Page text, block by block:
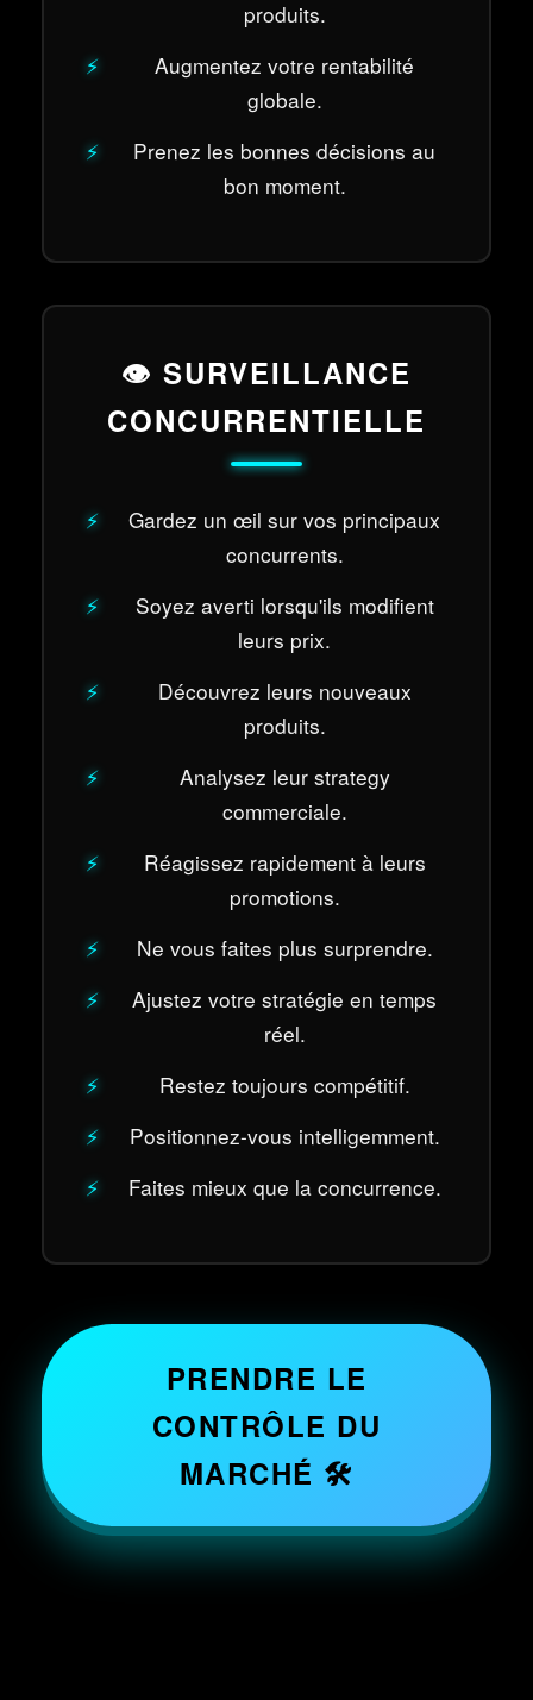
produits.
Augmentez votre rentabilité
globale.
Prenez les bonnes décisions au
bon moment.
👁️ SURVEILLANCE
CONCURRENTIELLE
Gardez un œil sur vos principaux
concurrents.
Soyez averti lorsqu'ils modifient
leurs prix.
Découvrez leurs nouveaux
produits.
Analysez leur strategy
commerciale.
Réagissez rapidement à leurs
promotions.
Ne vous faites plus surprendre.
Ajustez votre stratégie en temps
réel.
Restez toujours compétitif.
Positionnez-vous intelligemment.
Faites mieux que la concurrence.
PRENDRE LE
CONTRÔLE DU
MARCHÉ 🛠️